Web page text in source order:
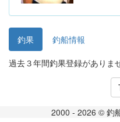
釣果
釣船情報
過去３年間釣果登録がありま
2000 - 2026 © 釣